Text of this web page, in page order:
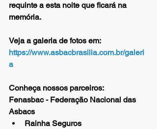
requinte a esta noite que ficará na
memória.
Veja a galeria de fotos em:
https://www.asbacbrasilia.com.br/galeri
a
Conheça nossos parceiros:
Fenasbac - Federação Nacional das
Asbacs
Rainha Seguros